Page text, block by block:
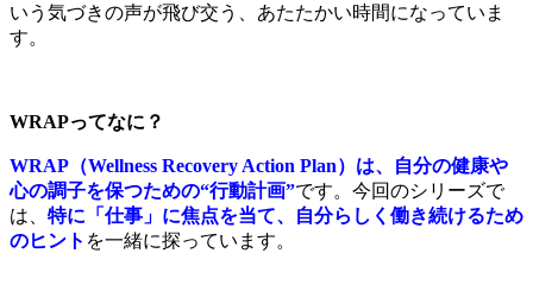
いう気づきの声が飛び交う、あたたかい時間になっていま
す。
WRAPってなに？
WRAP（Wellness Recovery Action Plan）は、自分の健康や
心の調子を保つための“行動計画”です。今回のシリーズで
は、 特に「仕事」に焦点を当て、自分らしく働き続けるため
のヒント を一緒に探っています。